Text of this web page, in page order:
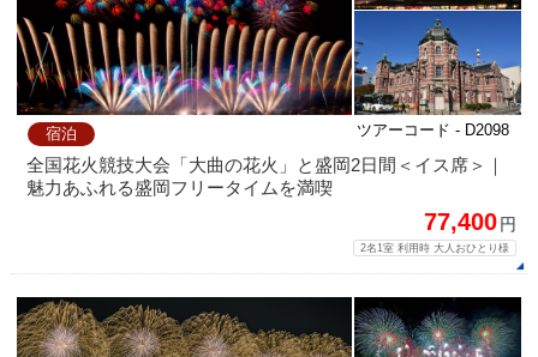
宿泊 ツアーコード - D2098
全国花火競技大会「大曲の花火」と盛岡2日間＜イス席＞｜
魅力あふれる盛岡フリータイムを満喫
77,400 円
2名1室 利用時 大人おひとり様